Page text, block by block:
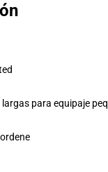
para equipaje